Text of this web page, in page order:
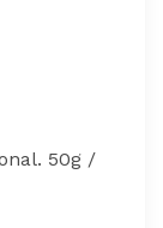
50g /